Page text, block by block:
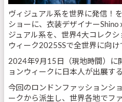
ヴィジュアル系を世界に発信！
ショーに、衣装デザイナーShino
ジュアル系を、世界4大コレク
ウィーク2025SSで全世界に向け
2024年9月15日（現地時間）に
ョンウィークに日本人が出展す
今回のロンドンファッションシ
ークから派生し、世界各地でフ